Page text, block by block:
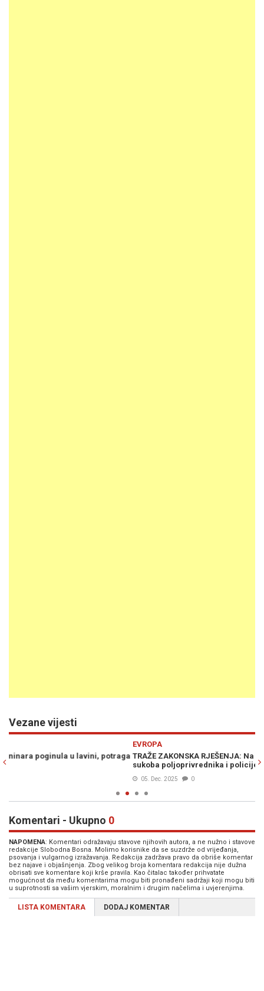
Vezane vijesti
TRAŽE ZAKONSKA RJEŠENJA: Na protestu u Grčkoj došlo do
sukoba poljoprivrednika i policije
Komentari - Ukupno 0
NAPOMENA: Komentari odražavaju stavove njihovih autora, a ne nužno i stavove
redakcije Slobodna Bosna. Molimo korisnike da se suzdrže od vrijeđanja,
psovanja i vulgarnog izražavanja. Redakcija zadržava pravo da obriše komentar
bez najave i objašnjenja. Zbog velikog broja komentara redakcija nije dužna
obrisati sve komentare koji krše pravila. Kao čitalac također prihvatate
mogućnost da među komentarima mogu biti pronađeni sadržaji koji mogu biti
u suprotnosti sa vašim vjerskim, moralnim i drugim načelima i uvjerenjima.
LISTA KOMENTARA DODAJ KOMENTAR